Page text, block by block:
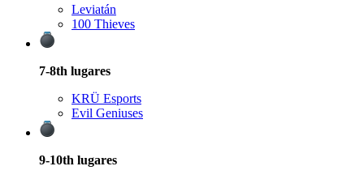
Leviatán
100 Thieves
7-8th lugares
KRÜ Esports
Evil Geniuses
9-10th lugares